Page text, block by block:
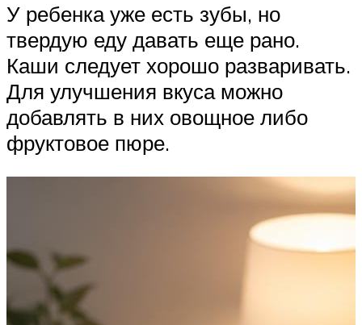
У ребенка уже есть зубы, но
твердую еду давать еще рано.
Каши следует хорошо разваривать.
Для улучшения вкуса можно
добавлять в них овощное либо
фруктовое пюре.